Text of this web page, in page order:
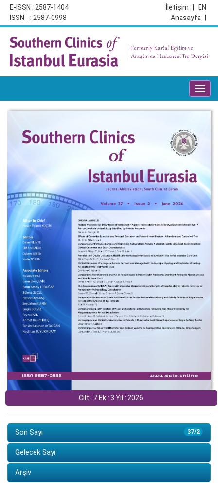
E-ISSN : 2587-1404
ISSN : 2587-0998
EN
İletişim
Anasayfa
Cilt : 7 Ek : 3 Yıl : 2026
37/2
Son Sayı
Gelecek Sayı
Arşiv